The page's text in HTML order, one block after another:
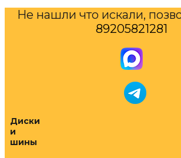
Не нашли что искали,
89205821281
Диски
и
шины